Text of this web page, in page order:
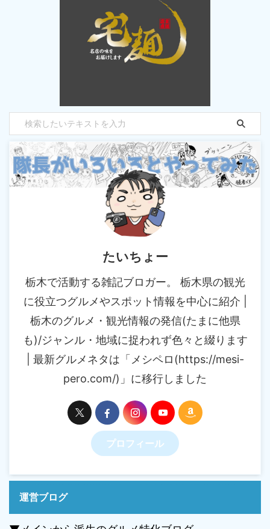
たいちょー
栃木で活動する雑記ブロガー。 栃木県の観光
に役立つグルメやスポット情報を中心に紹介 |
栃木のグルメ・観光情報の発信(たまに他県
も)/ジャンル・地域に捉われず色々と綴ります
| 最新グルメネタは「メシペロ(https://mesi-
pero.com/)」に移行しました
プロフィール
運営ブログ